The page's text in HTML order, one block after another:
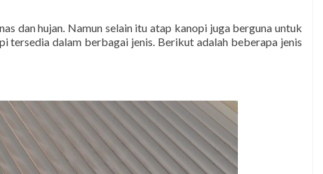
dan hujan. Namun selain itu atap kanopi juga berguna untuk
tersedia dalam berbagai jenis. Berikut adalah beberapa jenis